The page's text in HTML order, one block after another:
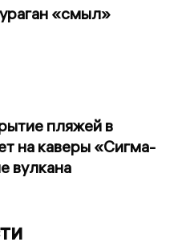
«смыл»
пляжей в
на каверы «Сигма-
вулкана